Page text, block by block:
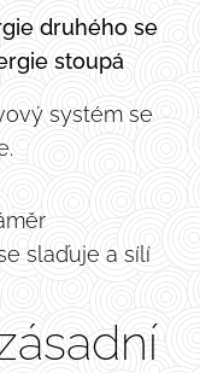
druhého se
stoupá
systém se
slaďuje a sílí